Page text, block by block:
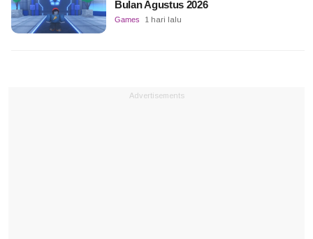
Bulan Agustus 2026
Games 1 hari lalu
Advertisements